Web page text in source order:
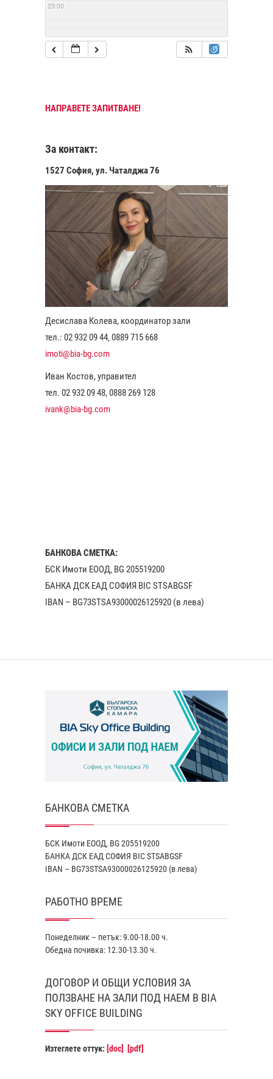
23:00
НАПРАВЕТЕ ЗАПИТВАНЕ!
За контакт:
1527 София, ул. Чаталджа 76
Десислава Колева, координатор зали
тел.: 02 932 09 44, 0889 715 668
imoti@bia-bg.com
Иван Костов, управител
тел. 02 932 09 48, 0888 269 128
ivank@bia-bg.com
БАНКОВА СМЕТКА:
БСК Имоти ЕООД, BG 205519200
БАНКА ДСК EАД СОФИЯ BIC STSABGSF
IBAN – BG73STSA93000026125920 (в лева)
БАНКОВА СМЕТКА
БСК Имоти ЕООД, BG 205519200
БАНКА ДСК EАД СОФИЯ BIC STSABGSF
IBAN – BG73STSA93000026125920 (в лева)
РАБОТНО ВРЕМЕ
Понеделник – петък: 9.00-18.00 ч.
Обедна почивка: 12.30-13.30 ч.
ДОГОВОР И ОБЩИ УСЛОВИЯ ЗА
ПОЛЗВАНЕ НА ЗАЛИ ПОД НАЕМ В BIA
SKY OFFICE BUILDING
Изтеглете оттук: [doc] [pdf]